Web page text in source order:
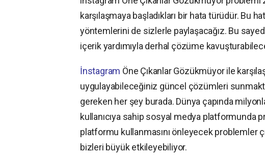
karşılaşmaya başladıkları bir hata türüdür. Bu
yöntemlerini de sizlerle paylaşacağız. Bu
içerik yardımıyla derhal çözüme
İnstagram Öne Çıkanlar Gözükmüyor ile
uygulayabileceğiniz güncel çözümleri
gereken her şey burada. Dünya çapında
kullanıcıya sahip sosyal medya platformunda
platformu kullanmasını önleyecek problemler
bizleri büyük etkileyebiliyor.